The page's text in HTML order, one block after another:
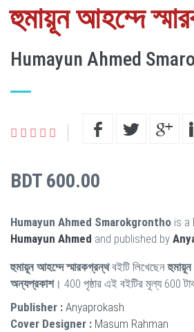
হুমায়ূন আহম্দে
Humayun Ahmed
BDT 600.00
Humayun Ahmed Smarokgrontho is a
Humayun Ahmed and published by
হুমায়ূন আহম্দে স্মারকগ্রন্থবইটি লিখেছেন
অন্যপ্রকাশ। 400 পৃষ্ঠার এই বইটির মূল্য 600
Publisher : Anyaprokash
Cover Designer : Masum Rahman